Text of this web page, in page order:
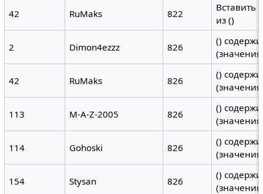
42 RuMaks 822
Вставить
из ()
2 Dimon4ezzz 826
()
42 RuMaks 826
()
113 M-A-Z-2005 826
()
114 Gohoski 826
()
154 Stysan 826
()